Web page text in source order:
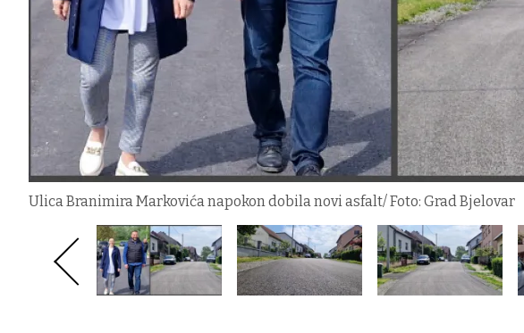
Ulica Branimira Markovića napokon dobila novi asfalt/ Foto: Grad Bjelovar